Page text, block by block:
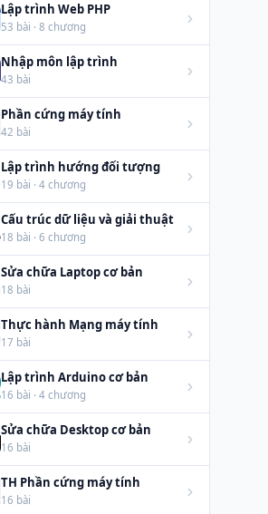
Lập trình Web PHP
53 bài · 8 chương
Nhập môn lập trình
43 bài
Phần cứng máy tính
42 bài
Lập trình hướng đối tượng
19 bài · 4 chương
Cấu trúc dữ liệu và giải thuật
18 bài · 6 chương
Sửa chữa Laptop cơ bản
18 bài
Thực hành Mạng máy tính
17 bài
Lập trình Arduino cơ bản
16 bài · 4 chương
Sửa chữa Desktop cơ bản
16 bài
TH Phần cứng máy tính
16 bài